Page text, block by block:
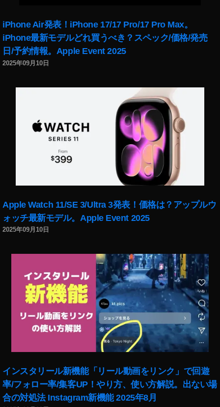
iPhone Air発表！iPhone 17/17 Pro/17 Pro Max。
iPhone最新モデルどれ買うべき？スペック/価格/発売
日/予約情報。Apple Event 2025
2025年09月10日
Apple Watch 11/SE 3/Ultra 3発表！価格は？アップルウ
ォッチ最新モデル。Apple Event 2025
2025年09月10日
インスタリール新機能「リール動画をリンク」で回遊
率/フォロー率/集客UP！やり方、使い方解説。出ない場
合の対処法 Instagram新機能 2025年8月